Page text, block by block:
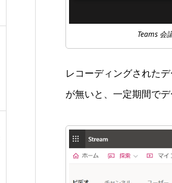
Teams 会
レコーディングされた
が無いと、一定期間で